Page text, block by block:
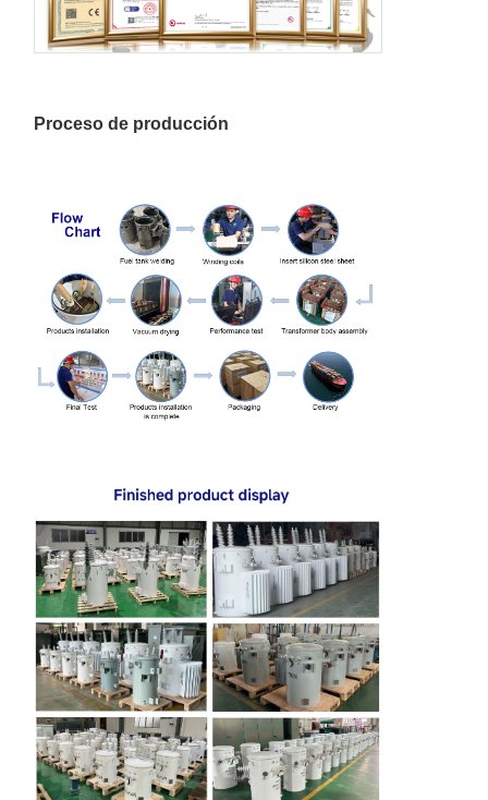
demás:
de una
corriente
Proceso de producción